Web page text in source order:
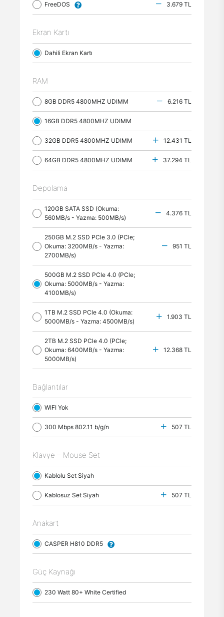
FreeDOS 3.679 TL
Ekran Kartı
Dahili Ekran Kartı
RAM
8GB DDR5 4800MHZ UDIMM 6.216 TL
16GB DDR5 4800MHZ UDIMM
32GB DDR5 4800MHZ UDIMM 12.431 TL
64GB DDR5 4800MHZ UDIMM 37.294 TL
Depolama
120GB SATA SSD (Okuma:
560MB/s - Yazma: 500MB/s)
4.376 TL
250GB M.2 SSD PCle 3.0 (PCle;
Okuma: 3200MB/s - Yazma:
2700MB/s)
951 TL
500GB M.2 SSD PCle 4.0 (PCle;
Okuma: 5000MB/s - Yazma:
4100MB/s)
1TB M.2 SSD PCle 4.0 (Okuma:
5000MB/s - Yazma: 4500MB/s)
1.903 TL
2TB M.2 SSD PCle 4.0 (PCle;
Okuma: 6400MB/s - Yazma:
5000MB/s)
12.368 TL
Bağlantılar
WIFI Yok
300 Mbps 802.11 b/g/n 507 TL
Klavye – Mouse Set
Kablolu Set Siyah
Kablosuz Set Siyah 507 TL
Anakart
CASPER H810 DDR5
Güç Kaynağı
230 Watt 80+ White Certified